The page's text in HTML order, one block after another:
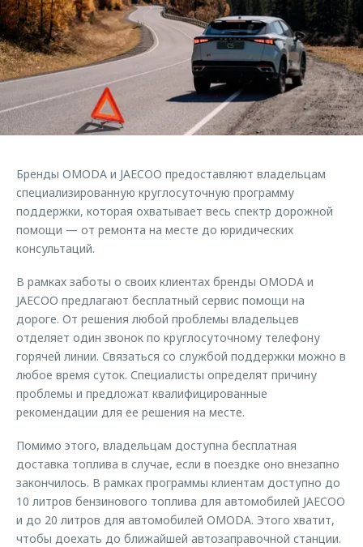
Страхование
Кредитный калькулятор
Аксессуары
Одежда и сувениры
Оригинальные аксессуары
Трейд-ин
Калькулятор трейд-ин
Клиентская поддержка
O&J Автоклуб
Клуб владельцев OMODA
Приложение O&J
Аксессуары
Оригинальные аксессуары
Запчасти
Обратная связь
Бренды OMODA и JAECOO предоставляют владельцам
специализированную круглосуточную программу
поддержки, которая охватывает весь спектр дорожной
помощи — от ремонта на месте до юридических
консультаций.
В рамках заботы о своих клиентах бренды OMODA и
JAECOO предлагают бесплатный сервис помощи на
дороге. От решения любой проблемы владельцев
отделяет один звонок по круглосуточному телефону
горячей линии. Связаться со службой поддержки можно в
любое время суток. Специалисты определят причину
проблемы и предложат квалифицированные
рекомендации для ее решения на месте.
Помимо этого, владельцам доступна бесплатная
доставка топлива в случае, если в поездке оно внезапно
закончилось. В рамках программы клиентам доступно до
10 литров бензинового топлива для автомобилей JAECOO
и до 20 литров для автомобилей OMODA. Этого хватит,
чтобы доехать до ближайшей автозаправочной станции.